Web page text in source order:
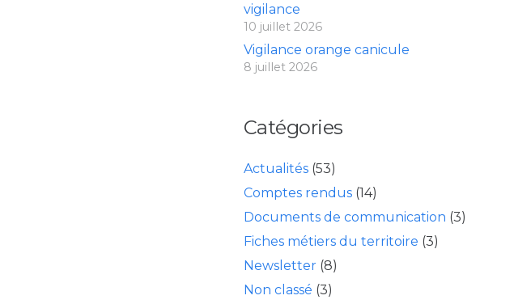
vigilance
10 juillet 2026
Vigilance orange canicule
8 juillet 2026
Catégories
Actualités(53)
Comptes rendus(14)
Documents de communication (3)
Fiches métiers du territoire (3)
Newsletter(8)
Non classé (3)